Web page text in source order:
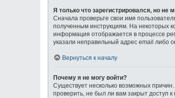
Я только что зарегистрировался, но не
Сначала проверьте свои имя
полученным инструкциям. На некоторых
информация отображается в процессе
указали неправильный адрес email либо
Вернуться к началу
Почему я не могу войти?
Существует несколько возможных
проверить, не был ли вам закрыт доступ